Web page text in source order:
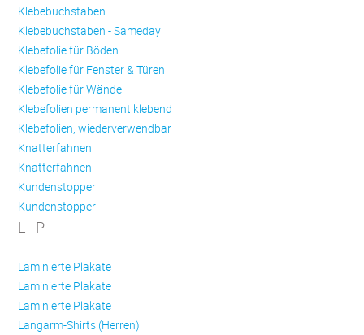
Klebebuchstaben
Klebebuchstaben - Sameday
Klebefolie für Böden
Klebefolie für Fenster & Türen
Klebefolie für Wände
Klebefolien permanent klebend
Klebefolien, wiederverwendbar
Knatterfahnen
Knatterfahnen
Kundenstopper
Kundenstopper
L - P
Laminierte Plakate
Laminierte Plakate
Laminierte Plakate
Langarm-Shirts (Herren)